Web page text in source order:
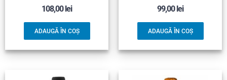
108,00lei
ADAUGĂ ÎN COȘ
99,00lei
ADAUGĂ ÎN COȘ